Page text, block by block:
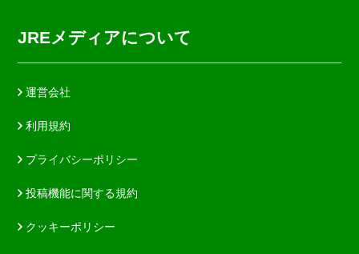
JREメディアについて
運営会社
利用規約
プライバシーポリシー
投稿機能に関する規約
クッキーポリシー